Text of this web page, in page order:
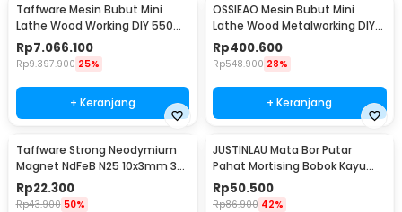
Taffware Mesin Bubut Mini
Lathe Wood Working DIY 550W
- MX0618
Rp7.066.100
Rp9.397.900 25%
+ Keranjang
OSSIEAO Mesin Bubut Mini
Lathe Wood Metalworking DIY
80W - HS001
Rp400.600
Rp548.900 28%
+ Keranjang
Taffware Strong Neodymium
Magnet NdFeB N25 10x3mm 30
PCS - D21
Rp22.300
Rp43.900 50%
JUSTINLAU Mata Bor Putar
Pahat Mortising Bobok Kayu
HSS 16mm - FKB16
Rp50.500
Rp86.900 42%